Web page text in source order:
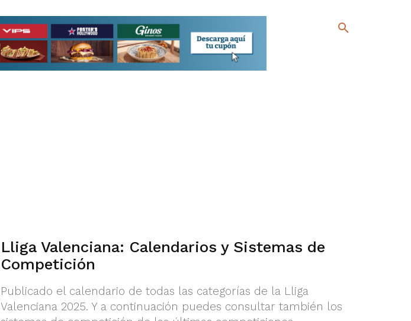
Lliga Valenciana: Calendarios y Sistemas de
Competición
Publicado el calendario de todas las categorías de la Lliga
Valenciana 2025. Y a continuación puedes consultar también los